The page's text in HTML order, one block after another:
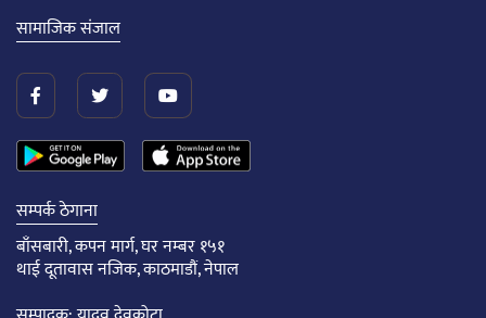
सामाजिक संजाल
सम्पर्क ठेगाना
बाँसबारी, कपन मार्ग, घर नम्बर १५१
थाई दूतावास नजिक, काठमाडौं, नेपाल